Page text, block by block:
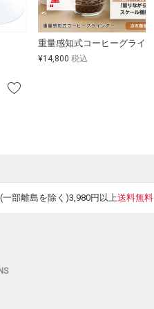
¥14,800 税込
一部離島を除く)3,980円以上送料無料